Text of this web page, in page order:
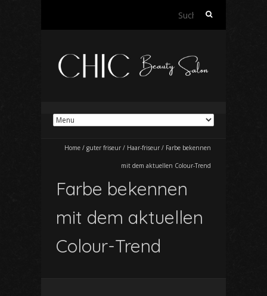
Suchen
Home / guter friseur / Haar-friseur / Farbe bekennen
mit dem aktuellen Colour-Trend
Farbe bekennen
mit dem aktuellen
Colour-Trend